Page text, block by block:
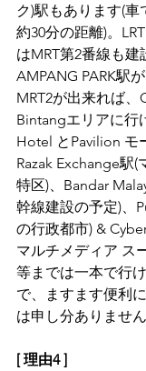
ク)駅もあります(車
約30分の距離)。
はMRT第2番線も建
AMPANG PARK駅
MRT2が出来れば、
Bintangエリアに行
Hotel とPavilion モ
Razak Exchange駅
特区)、Bandar
幹線建設の予定)、
の行政都市) &
マルチメディア ス
等までは一本で行
で、ますます便利
は申し分ありません
[ 理由4 ]